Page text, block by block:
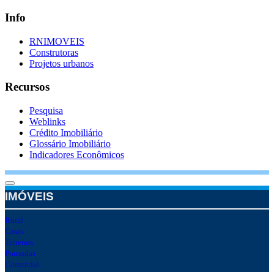
Info
RNIMOVEIS
Construtoras
Projetos urbanos
Recursos
Pesquisa
Weblinks
Crédito Imobiliário
Glossário Imobiliário
Indicadores Econômicos
IMÓVEIS
Rural
Casas
Terrenos
Pousadas
Comercial